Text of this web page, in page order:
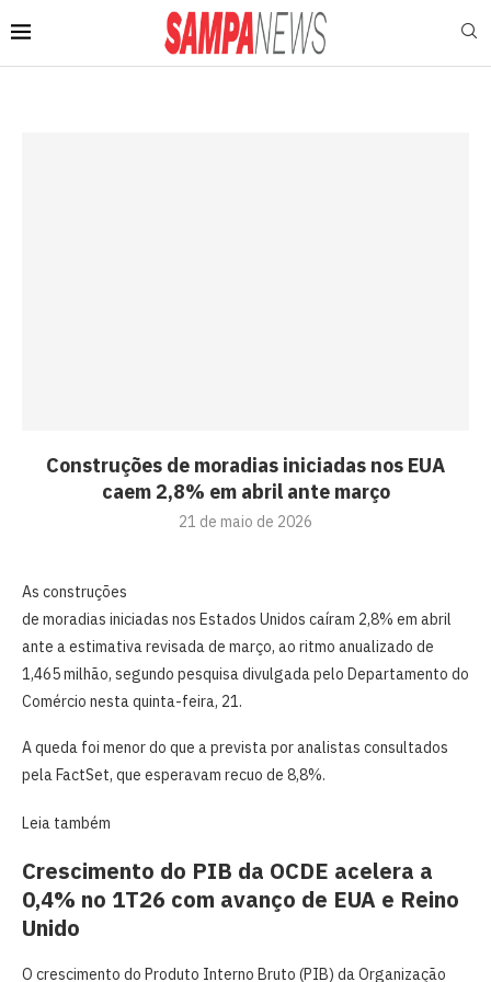
Construções de moradias iniciadas nos EUA
caem 2,8% em abril ante março
21 de maio de 2026
As construções
de moradias iniciadas nos Estados Unidos caíram 2,8% em abril
ante a estimativa revisada de março, ao ritmo anualizado de
1,465 milhão, segundo pesquisa divulgada pelo Departamento do
Comércio nesta quinta-feira, 21.
A queda foi menor do que a prevista por analistas consultados
pela FactSet, que esperavam recuo de 8,8%.
Leia também
Crescimento do PIB da OCDE acelera a
0,4% no 1T26 com avanço de EUA e Reino
Unido
O crescimento do Produto Interno Bruto (PIB) da Organização